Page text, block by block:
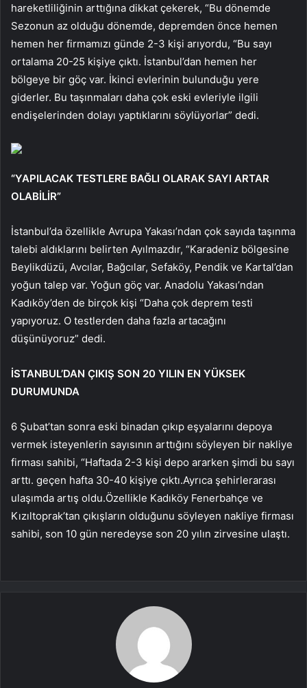
hareketliliğinin arttığına dikkat çekerek, “Bu dönemde
Sezonun az olduğu dönemde, depremden önce hemen
hemen her firmamızı günde 2-3 kişi arıyordu, “Bu sayı
ortalama 20-25 kişiye çıktı. İstanbul’dan hemen her
bölgeye bir göç var. İkinci evlerinin bulunduğu yere
giderler. Bu taşınmaları daha çok eski evleriyle ilgili
endişelerinden dolayı yaptıklarını söylüyorlar” dedi.
“YAPILACAK TESTLERE BAĞLI OLARAK SAYI ARTAR
OLABİLİR”
İstanbul’da özellikle Avrupa Yakası’ndan çok sayıda taşınma
talebi aldıklarını belirten Ayılmazdır, “Karadeniz bölgesine
Beylikdüzü, Avcılar, Bağcılar, Sefaköy, Pendik ve Kartal’dan
yoğun talep var. Yoğun göç var. Anadolu Yakası’ndan
Kadıköy’den de birçok kişi “Daha çok deprem testi
yapıyoruz. O testlerden daha fazla artacağını
düşünüyoruz” dedi.
İSTANBUL’DAN ÇIKIŞ SON 20 YILIN EN YÜKSEK
DURUMUNDA
6 Şubat’tan sonra eski binadan çıkıp eşyalarını depoya
vermek isteyenlerin sayısının arttığını söyleyen bir nakliye
firması sahibi, “Haftada 2-3 kişi depo ararken şimdi bu sayı
arttı. geçen hafta 30-40 kişiye çıktı.Ayrıca şehirlerarası
ulaşımda artış oldu.Özellikle Kadıköy Fenerbahçe ve
Kızıltoprak’tan çıkışların olduğunu söyleyen nakliye firması
sahibi, son 10 gün neredeyse son 20 yılın zirvesine ulaştı.